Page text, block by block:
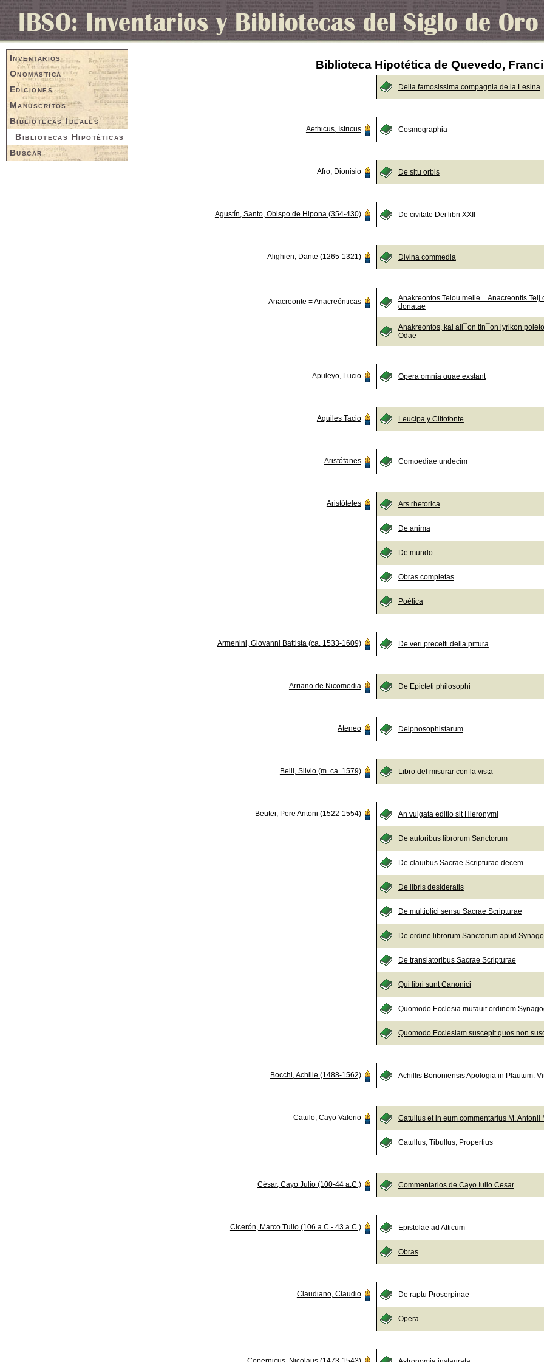
Inventarios
Onomástica
Ediciones
Manuscritos
Bibliotecas Ideales
Bibliotecas Hipotéticas
Buscar
Biblioteca Hipotética de Quevedo,
Della famosissima compagnia de la Lesina
Aethicus, Istricus Cosmographia
Afro, Dionisio De situ orbis
Agustín, Santo, Obispo de Hipona (354-430) De civitate Dei libri XXII
Alighieri, Dante (1265-1321) Divina commedia
Anacreonte = Anacreónticas
Anakreontos Teiou melie = Anacreontis
donatae
Anakreontos, kai all¯on tin¯on lyrikon
Odae
Apuleyo, Lucio Opera omnia quae exstant
Aquiles Tacio Leucipa y Clitofonte
Aristófanes Comoediae undecim
Aristóteles Ars rhetorica
De anima
De mundo
Obras completas
Poética
Armenini, Giovanni Battista (ca. 1533-1609) De veri precetti della pittura
Arriano de Nicomedia De Epicteti philosophi
Ateneo Deipnosophistarum
Belli, Silvio (m. ca. 1579) Libro del misurar con la vista
Beuter, Pere Antoni (1522-1554) An vulgata editio sit Hieronymi
De autoribus librorum Sanctorum
De clauibus Sacrae Scripturae decem
De libris desideratis
De multiplici sensu Sacrae Scripturae
De ordine librorum Sanctorum apud
De translatoribus Sacrae Scripturae
Qui libri sunt Canonici
Quomodo Ecclesia mutauit ordinem
Quomodo Ecclesiam suscepit quos non
Bocchi, Achille (1488-1562) Achillis Bononiensis Apologia in Plautum.
Catulo, Cayo Valerio Catullus et in eum commentarius M. Antonii
Catullus, Tibullus, Propertius
César, Cayo Julio (100-44 a.C.) Commentarios de Cayo Iulio Cesar
Cicerón, Marco Tulio (106 a.C.- 43 a.C.) Epistolae ad Atticum
Obras
Claudiano, Claudio De raptu Proserpinae
Opera